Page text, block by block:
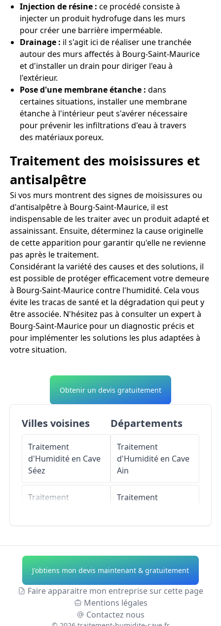
Injection de résine : ce procédé consiste à
injecter un produit hydrofuge dans les murs
pour créer une barrière imperméable.
Drainage : il s'agit ici de réaliser une tranchée
autour des murs affectés à Bourg-Saint-Maurice
et d'installer un drain pour diriger l'eau à
l'extérieur.
Pose d'une membrane étanche : dans
certaines situations, installer une membrane
étanche à l'intérieur peut s'avérer nécessaire
pour prévenir les infiltrations d'eau à travers
des matériaux poreux.
Traitement des moisissures et
antisalpêtre
Si vos murs montrent des signes de moisissures ou
d'antisalpêtre à Bourg-Saint-Maurice, il est
indispensable de les traiter avec un produit adapté et
assainissant. Ensuite, déterminez la cause originelle
de cette apparition pour garantir qu'elle ne revienne
pas après le traitement.
Considérant la variété des causes et des solutions, il
est possible de protéger efficacement votre demeure
à Bourg-Saint-Maurice contre l'humidité. Cela vous
évite les tracas de santé et la dégradation qui peut y
être associée. N'hésitez pas à consulter un expert à
Bourg-Saint-Maurice pour un diagnostic précis et
pour implémenter les solutions les plus adaptées à
votre situation.
Obtenir un devis gratuitement
Villes voisines
Traitement
d'Humidité en Cave
Séez
Traitement
Traitement
Montvalezan
Traitement
d'Humidité en Cave
Landry
Départements
Traitement
d'Humidité en Cave
Ain
Traitement
Traitement
Allier
Traitement
d'Humidité en Cave
Alpes-de-Haute-
J'obtiens mon devis maintenant & gratuitement
Faire apparaitre mon entreprise sur cette page
Mentions légales
Contactez nous